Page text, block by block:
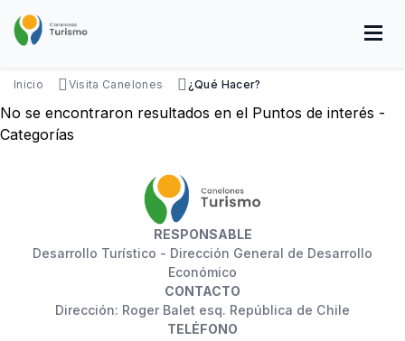
contenido
SOBRE NOSOTROS
DISFRUTÁ
VISITÁ
DATOS ÚTILES
Inicio Visita Canelones ¿Qué Hacer?
No se encontraron resultados en el Puntos de interés -
Categorías
RESPONSABLE
Desarrollo Turístico - Dirección General de Desarrollo
Económico
CONTACTO
Dirección: Roger Balet esq. República de Chile
TELÉFONO